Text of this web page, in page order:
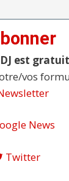
est gratuit
vos
News
Twitter